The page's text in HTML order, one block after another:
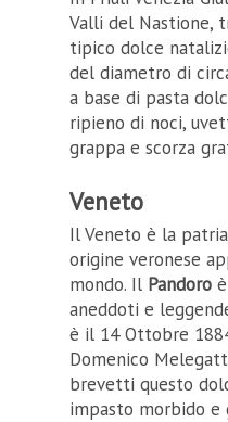
Valli del Nastione,
tipico dolce
del diametro di
a base di pasta
ripieno di noci,
grappa e scorza
Veneto
Il Veneto è la
origine veronese
mondo. Il Pandoro
aneddoti e
è il 14 Ottobre
Domenico
brevetti questo
impasto morbido e